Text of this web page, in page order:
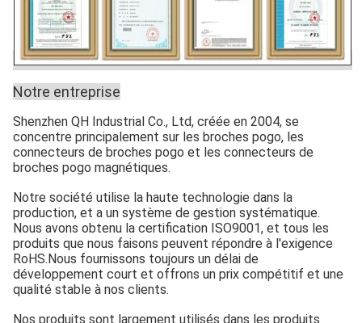
Notre entreprise
Shenzhen QH Industrial Co., Ltd, créée en 2004, se
concentre principalement sur les broches pogo, les
connecteurs de broches pogo et les connecteurs de
broches pogo magnétiques.
Notre société utilise la haute technologie dans la
production, et a un système de gestion systématique.
Nous avons obtenu la certification ISO9001, et tous les
produits que nous faisons peuvent répondre à l'exigence
RoHS.Nous fournissons toujours un délai de
développement court et offrons un prix compétitif et une
qualité stable à nos clients.
Nos produits sont largement utilisés dans les produits